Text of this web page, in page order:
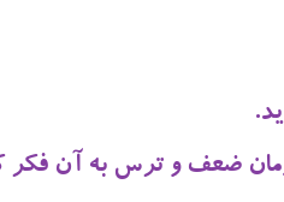
ضعف و ترس به آن فکر